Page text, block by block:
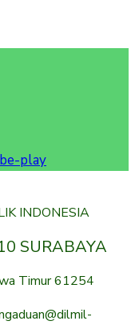
play
INDONESIA
SURABAYA
Timur 61254